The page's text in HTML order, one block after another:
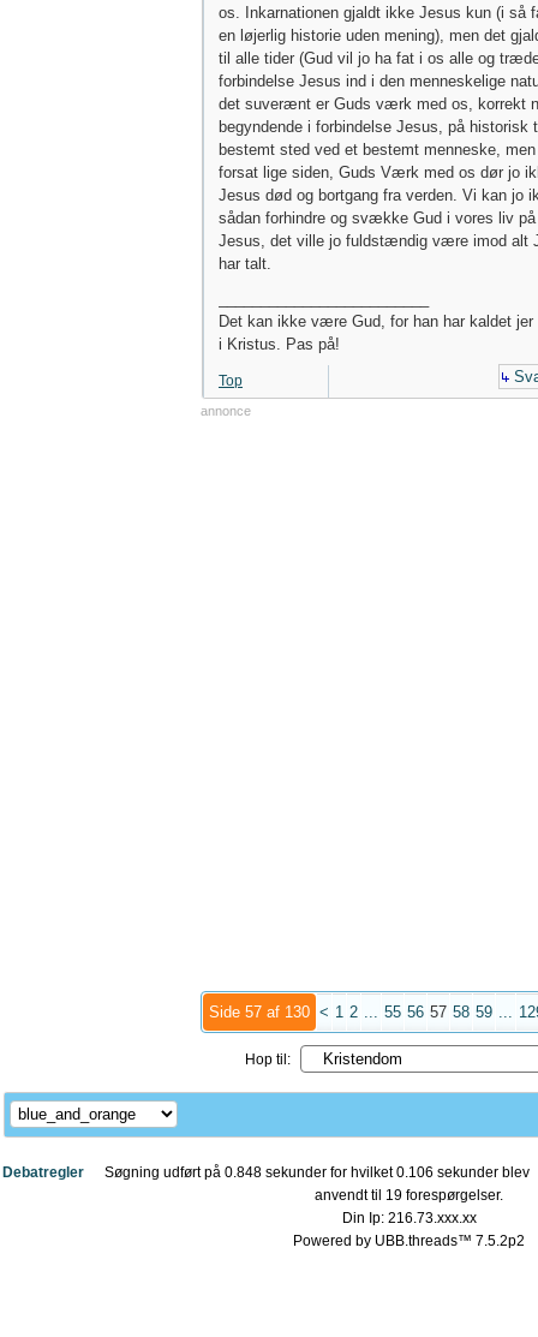
os. Inkarnationen gjaldt ikke Jesus kun (i så
en løjerlig historie uden mening), men det
til alle tider (Gud vil jo ha fat i os alle og
forbindelse Jesus ind i den menneskelige
det suverænt er Guds værk med os, korrekt
begyndende i forbindelse Jesus, på historisk
bestemt sted ved et bestemt menneske,
forsat lige siden, Guds Værk med os dør jo
Jesus død og bortgang fra verden. Vi kan jo
sådan forhindre og svække Gud i vores liv på
Jesus, det ville jo fuldstændig være imod alt
har talt.
Det kan ikke være Gud, for han har kaldet jer
i Kristus. Pas på!
Top
annonce
Side 57 af 130 < 1 2 ... 55 56 57 58 59 ...
Hop til:
Debatregler
Søgning udført på 0.848 sekunder for hvilket 0.106 sekunder blev
anvendt til 19 forespørgelser.
Din Ip: 216.73.xxx.xx
Powered by UBB.threads™ 7.5.2p2